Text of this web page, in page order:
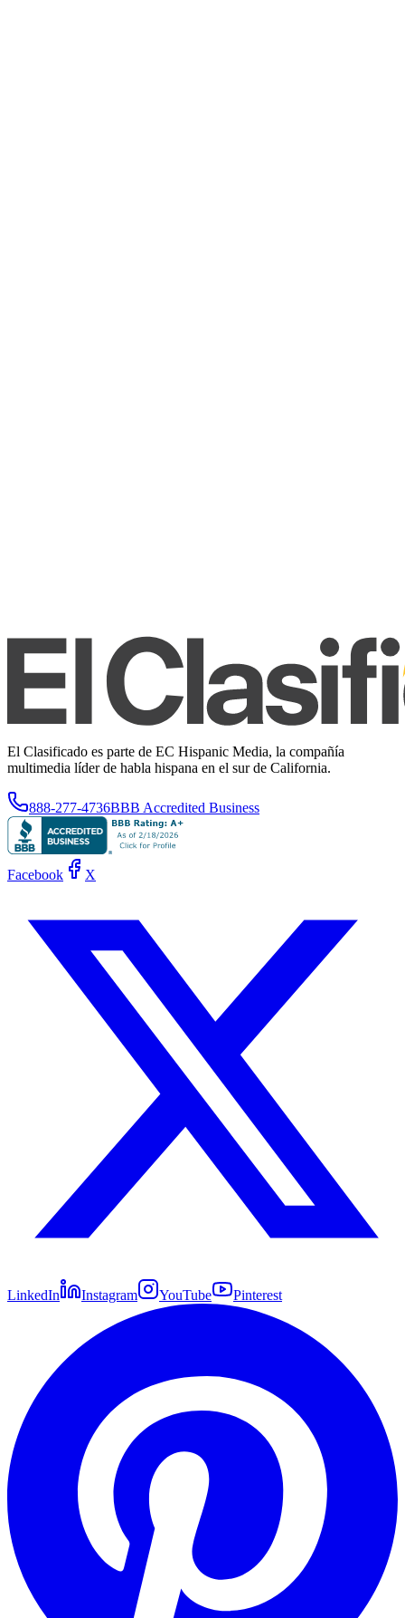
El Clasificado es parte de EC Hispanic Media, la compañía
multimedia líder de habla hispana en el sur de California.
888-277-4736BBB Accredited Business
Facebook X
LinkedIn Instagram YouTube Pinterest